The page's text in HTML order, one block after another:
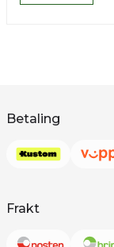
Betaling
Frakt